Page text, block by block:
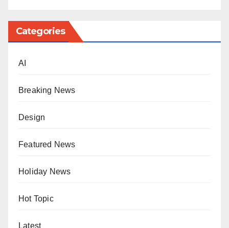
Categories
AI
Breaking News
Design
Featured News
Holiday News
Hot Topic
Latest